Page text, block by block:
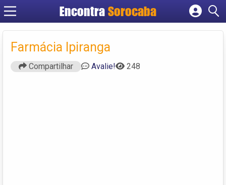
EncontraSorocaba
Cadastrar empresa
Criar conta
Farmácia Ipiranga
Compartilhar Avalie! 248